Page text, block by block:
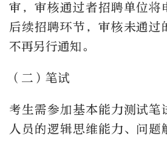
审，审核通过者招聘单位将
后续招聘环节，审核未通过
不再另行通知。
（二）笔试
考生需参加基本能力测试笔
人员的逻辑思维能力、问题